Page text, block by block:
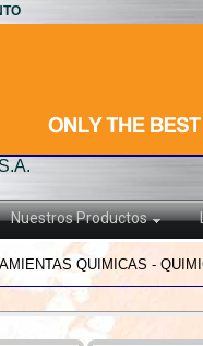
Nuestros Productos
QUIMICAS -